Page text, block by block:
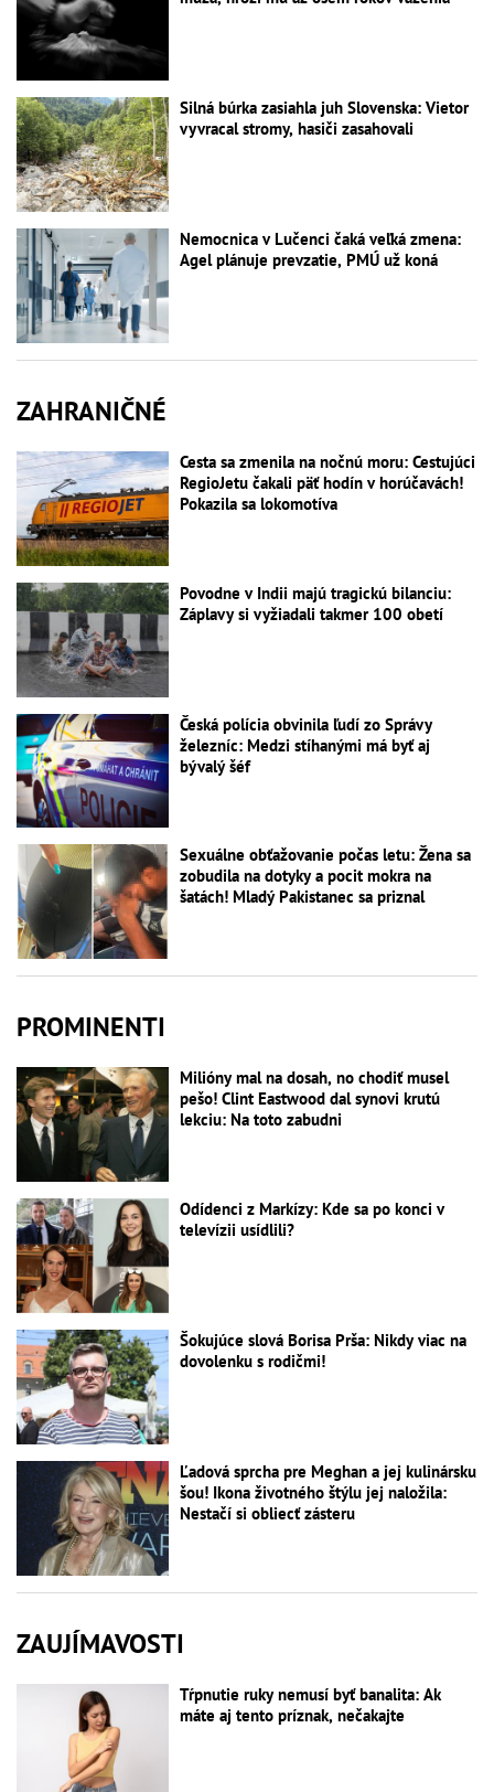
Silná búrka zasiahla juh Slovenska: Vietor
vyvracal stromy, hasiči zasahovali
Nemocnica v Lučenci čaká veľká zmena:
Agel plánuje prevzatie, PMÚ už koná
ZAHRANIČNÉ
Cesta sa zmenila na nočnú moru: Cestujúci
RegioJetu čakali päť hodín v horúčavách!
Pokazila sa lokomotíva
Povodne v Indii majú tragickú bilanciu:
Záplavy si vyžiadali takmer 100 obetí
Česká polícia obvinila ľudí zo Správy
železníc: Medzi stíhanými má byť aj
bývalý šéf
Sexuálne obťažovanie počas letu: Žena sa
zobudila na dotyky a pocit mokra na
šatách! Mladý Pakistanec sa priznal
PROMINENTI
Milióny mal na dosah, no chodiť musel
pešo! Clint Eastwood dal synovi krutú
lekciu: Na toto zabudni
Odídenci z Markízy: Kde sa po konci v
televízii usídlili?
Šokujúce slová Borisa Prša: Nikdy viac na
dovolenku s rodičmi!
Ľadová sprcha pre Meghan a jej kulinársku
šou! Ikona životného štýlu jej naložila:
Nestačí si obliecť zásteru
ZAUJÍMAVOSTI
Tŕpnutie ruky nemusí byť banalita: Ak
máte aj tento príznak, nečakajte